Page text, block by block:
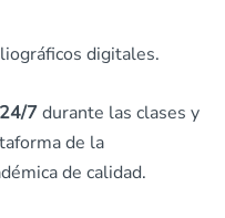
digitales.
7durante las clases y
de la
de calidad.